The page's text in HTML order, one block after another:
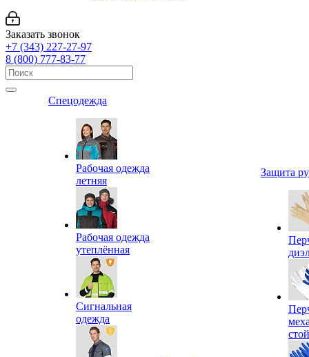
Заказать звонок
+7 (343) 227-27-97
8 (800) 777-83-77
Спецодежда
Рабочая одежда
летняя
Рабочая одежда
утеплённая
Сигнальная
одежда
Защита